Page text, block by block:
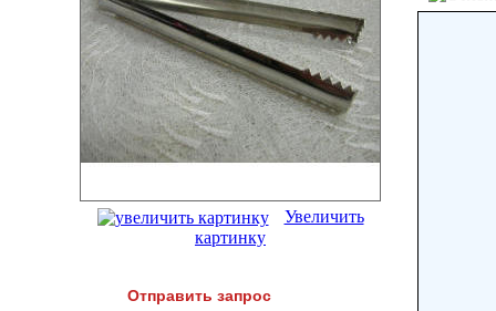
Увеличить
картинку
Отправить запрос